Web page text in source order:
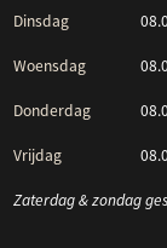
Dinsdag
Woensdag
Donderdag
Vrijdag
Zaterdag & zondag